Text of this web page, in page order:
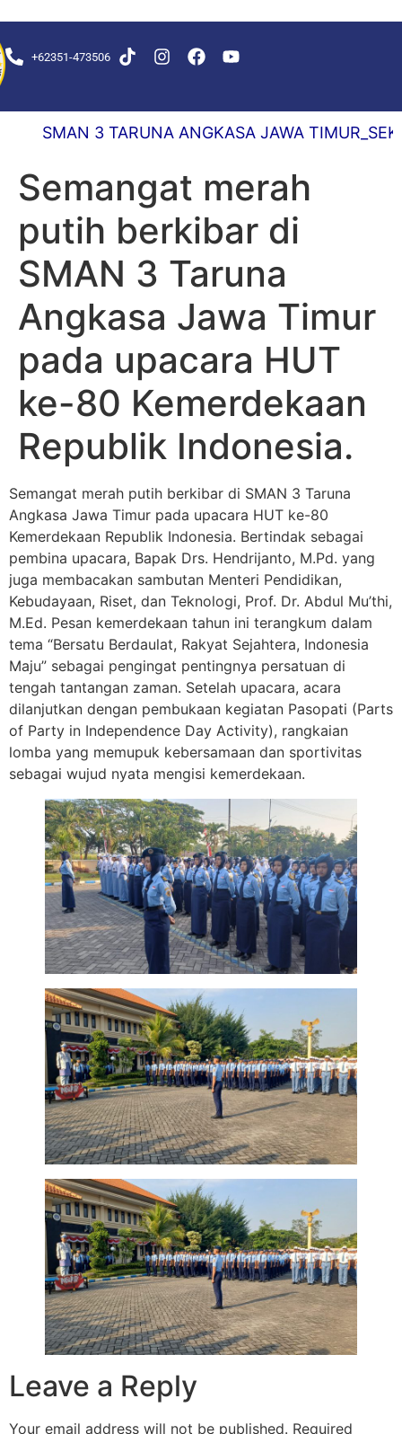
+62351-473506
SMAN 3 TARUNA ANGKASA JAWA
Semangat merah
putih berkibar di
SMAN 3 Taruna
Angkasa Jawa Timur
pada upacara HUT
ke-80 Kemerdekaan
Republik Indonesia.
Semangat merah putih berkibar di SMAN 3 Taruna
Angkasa Jawa Timur pada upacara HUT ke-80
Kemerdekaan Republik Indonesia. Bertindak sebagai
pembina upacara, Bapak Drs. Hendrijanto, M.Pd. yang
juga membacakan sambutan Menteri Pendidikan,
Kebudayaan, Riset, dan Teknologi, Prof. Dr. Abdul Mu’thi,
M.Ed. Pesan kemerdekaan tahun ini terangkum dalam
tema “Bersatu Berdaulat, Rakyat Sejahtera, Indonesia
Maju” sebagai pengingat pentingnya persatuan di
tengah tantangan zaman. Setelah upacara, acara
dilanjutkan dengan pembukaan kegiatan Pasopati (Parts
of Party in Independence Day Activity), rangkaian
lomba yang memupuk kebersamaan dan sportivitas
sebagai wujud nyata mengisi kemerdekaan.
Leave a Reply
Your email address will not be published. Required